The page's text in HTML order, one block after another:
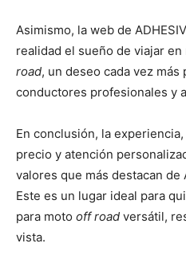
Asimismo, la web de
realidad el sueño de viajar
road, un deseo cada vez más
conductores profesionales y
En conclusión, la
precio y atención
valores que más destacan de
Este es un lugar ideal para
para moto off road versátil,
vista.